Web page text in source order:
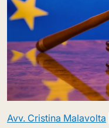
Avv. Cristina Malavolta